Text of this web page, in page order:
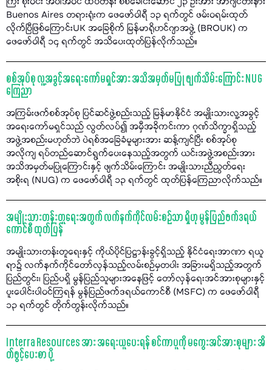
Buenos Aires တရားရုံးက ဖေဖော်ဝါရီ ၁၃ ရက်တွင် ဖမ်းဝရမ်းထုတ်
လိုက်ပြီဖြစ်ကြောင်းUK အခြေစိုက် မြန်မာရိုဟင်ဂျာအဖွဲ့ (BROUK) က
ဖေဖော်ဝါရီ ၁၄ ရက်တွင် အသိပေးထုတ်ပြန်လိုက်သည်။
စစ်အုပ်စု လူ့အခွင့်အရေးကော်မရှင်အား အသိအမှတ်မပြု ဖျက်သိမ်းကြောင်း NUG
ကြေညာ
အကြမ်းဖက်စစ်အုပ်စု ပြင်ဆင်ဖွဲ့စည်းသည့် မြန်မာနိုင်ငံ အမျိုးသားလူ့အခွင့်
အရေးကော်မရှင်သည် လွတ်လပ်၍ အမှီအခိုကင်းကာ ဂုဏ်သိက္ခာရှိသည့်
အဖွဲ့အစည်းမဟုတ်ဘဲ ပဲရစ်အခြေခံမူများအား ဆန့်ကျင်ပြီး စစ်အုပ်စု
အလိုကျ ရပ်တည်ဆောင်ရွက်ပေးနေသည့်အတွက် ယင်းအဖွဲ့အစည်းအား
အသိအမှတ်မပြုကြောင်းနှင့် ဖျက်သိမ်းကြောင်း အမျိုးသားညီညွတ်ရေး
အစိုးရ (NUG) က ဖေဖော်ဝါရီ ၁၃ ရက်တွင် ထုတ်ပြန်ကြေညာလိုက်သည်။
အမျိုးသားတန်းတူရေးအတွက် လက်နက်ကိုင်လမ်းစဉ်သာ ရှိဟု မွန်ပြည်ဖက်ဒရယ်
ကောင်စီ ထုတ်ပြန်
အမျိုးသားတန်းတူရေးနှင့် ကိုယ်ပိုင်ပြဋ္ဌာန်းခွင့်ရှိသည့် နိုင်ငံရေးအာဏာ ရယူ
ရာ၌ လက်နက်ကိုင်တော်လှန်သည့်လမ်းစဉ်မှတပါး အခြားမရှိသည့်အတွက်
ပြည်တွင်း၊ ပြည်ပရှိ မွန်ပြည်သူများအနေဖြင့် တော်လှန်ရေးအင်အားစုများနှင့်
ပူးပေါင်းပါဝင်ကြရန် မွန်ပြည်ဖက်ဒရယ်ကောင်စီ (MSFC) က ဖေဖော်ဝါရီ
၁၃ ရက်တွင် တိုက်တွန်းလိုက်သည်။
Interra Resources အား အရေးယူပေးရန် စင်ကာပူကို မကွေးအင်အားစုများ အိ
တ်ဖွင့်ပေးစာ ပို့